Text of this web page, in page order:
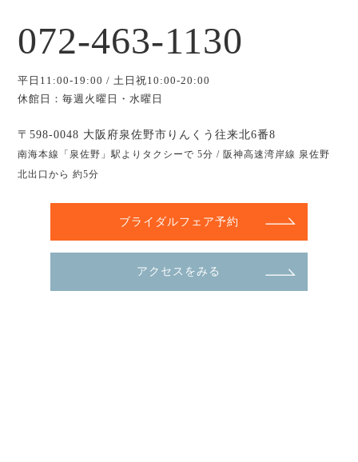
072-463-1130
平日11:00-19:00 / 土日祝10:00-20:00
休館日：毎週火曜日・水曜日
〒598-0048 大阪府泉佐野市りんくう往来北6番8
南海本線「泉佐野」駅よりタクシーで 5分 / 阪神高速湾岸線 泉佐野
北出口から 約5分
ブライダルフェア予約
アクセスをみる